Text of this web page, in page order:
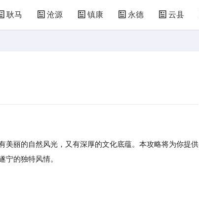
耿马 沧源 镇康 永德 云县
美丽的自然风光，又有深厚的文化底蕴。本攻略将为你提供
宁的独特风情。